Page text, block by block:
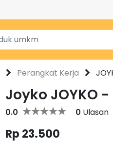
Perangkat Kerja
Joyko JOYKO
0.0 0 Ulasan
Rp 23.500